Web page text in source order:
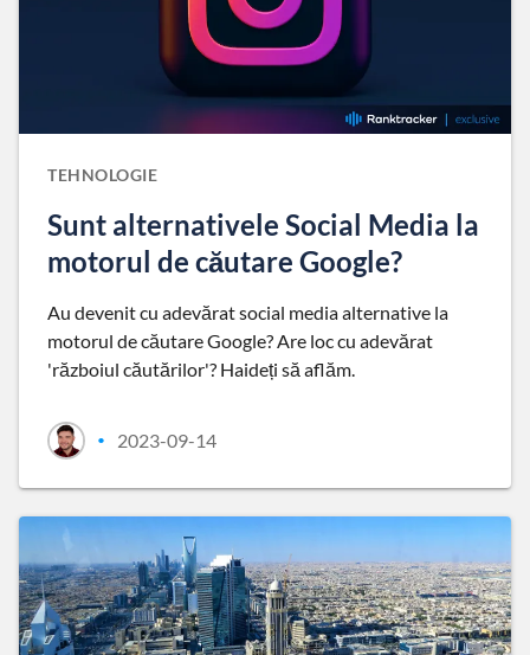
TEHNOLOGIE
Sunt alternativele Social Media la
motorul de căutare Google?
Au devenit cu adevărat social media alternative la
motorul de căutare Google? Are loc cu adevărat
'războiul căutărilor'? Haideți să aflăm.
• 2023-09-14